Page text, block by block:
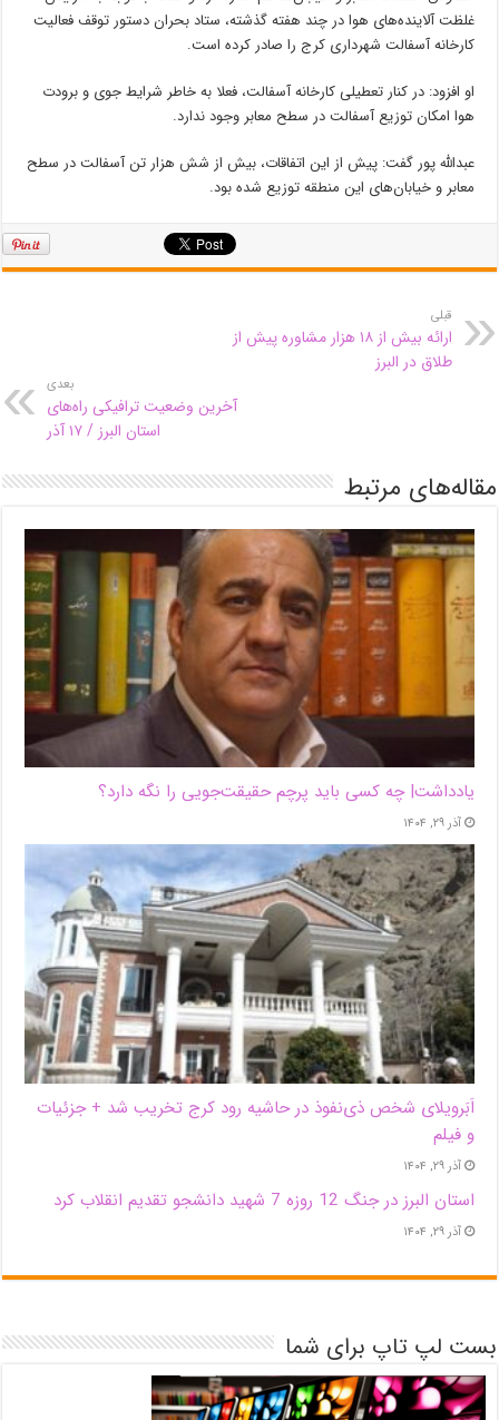
غلظت آلاینده‌های هوا در چند هفته گذشته، ستاد بحران دستور توقف فعالیت
کارخانه آسفالت شهرداری کرج را صادر کرده است.
او افزود: در کنار تعطیلی کارخانه آسفالت، فعلا به خاطر شرایط جوی و برودت
هوا امکان توزیع آسفالت در سطح معابر وجود ندارد.
عبدالله پور گفت: پیش از این اتفاقات، بیش از شش هزار تن آسفالت در سطح
معابر و خیابان‌های این منطقه توزیع شده بود.
قبلی
ارائه بیش از ۱۸ هزار مشاوره پیش از
طلاق در البرز
بعدی
آخرین وضعیت ترافیکی راه‌های
استان البرز / ۱۷ آذر
مقاله‌های مرتبط
یادداشت| ‌چه کسی باید پرچم حقیقت‌جویی را نگه دارد؟
آذر ۲۹, ۱۴۰۴
اَبَر‌ویلای شخص ذی‌نفوذ در حاشیه‌ رود کرج تخریب شد + جزئیات
و فیلم
آذر ۲۹, ۱۴۰۴
استان البرز در جنگ 12 روزه 7 شهید دانشجو تقدیم انقلاب کرد
آذر ۲۹, ۱۴۰۴
بست لپ تاپ برای شما